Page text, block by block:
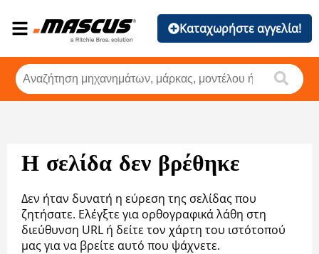
Καταχωρήστε αγγελία!
Η σελίδα δεν βρέθηκε
Δεν ήταν δυνατή η εύρεση της σελίδας που
ζητήσατε. Ελέγξτε για ορθογραφικά λάθη στη
διεύθυνση URL ή δείτε τον χάρτη του ιστότοπού
μας για να βρείτε αυτό που ψάχνετε.